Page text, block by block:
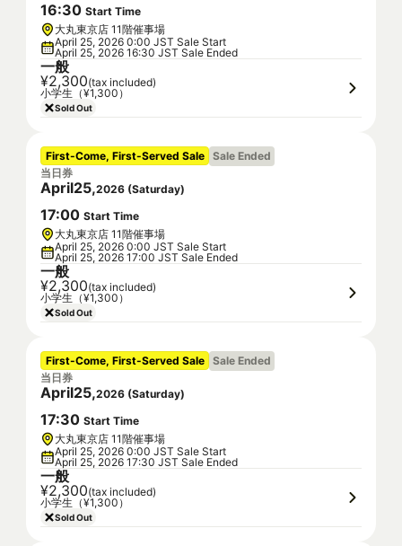
16:30 Start Time
大丸東京店 11階催事場
April 25, 2026 0:00 JST Sale Start
April 25, 2026 16:30 JST Sale Ended
一般
¥2,300(tax included)
小学生（¥1,300）
Sold Out
First-Come, First-Served Sale Sale Ended
当日券
April25,2026 (Saturday)
17:00 Start Time
大丸東京店 11階催事場
April 25, 2026 0:00 JST Sale Start
April 25, 2026 17:00 JST Sale Ended
一般
¥2,300(tax included)
小学生（¥1,300）
Sold Out
First-Come, First-Served Sale Sale Ended
当日券
April25,2026 (Saturday)
17:30 Start Time
大丸東京店 11階催事場
April 25, 2026 0:00 JST Sale Start
April 25, 2026 17:30 JST Sale Ended
一般
¥2,300(tax included)
小学生（¥1,300）
Sold Out